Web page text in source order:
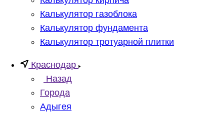
Калькулятор газоблока
Калькулятор фундамента
Калькулятор тротуарной плитки
Краснодар
Назад
Города
Адыгея